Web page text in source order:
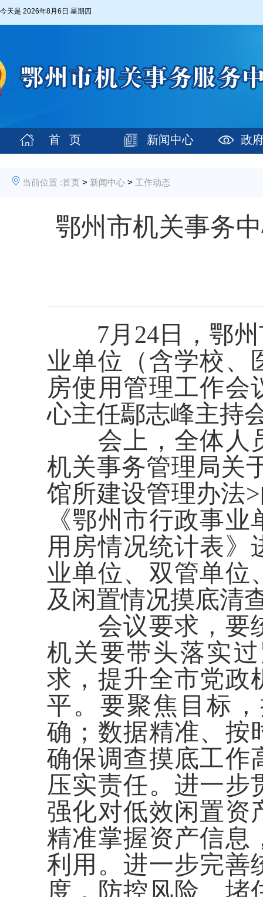
今天是 2026年8月6日 星期四
首 页 新闻中心 政
当前位置 :首页 > 新闻中心 > 工作动态
鄂州市机关事务
7月 24日 ， 鄂
业单位 （含学校
房使用管理工作会
心主任鄢志峰主持
会上，全体人
机关事务管理局关
馆所建设管理办法
《鄂州市行政事业
用房情况统计表》
业单位、双管单位
及闲置情况摸底清
会议要求，要
机关要带头落实
求，提升全市党政
平。要聚焦目标
确 ； 数据精准、按
确保调查摸底工作
压实责任。 进一步
强化对低效闲置资
精准掌握资产信息
利用 。进一步完善
度，防控风险、堵